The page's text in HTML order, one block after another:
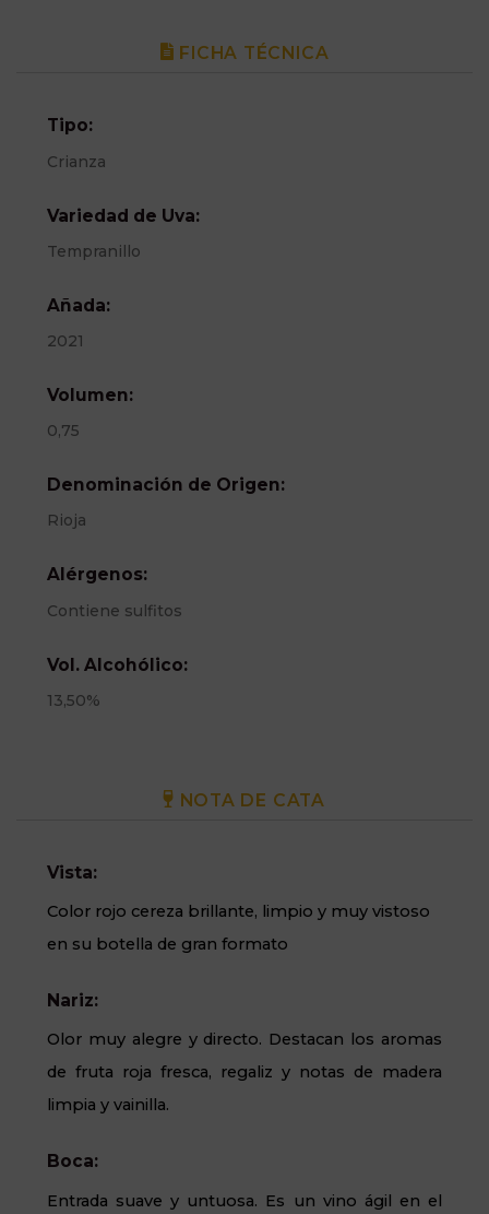
FICHA TÉCNICA
Tipo:
Crianza
Variedad de Uva:
Tempranillo
Añada:
2021
Volumen:
0,75
Denominación de Origen:
Rioja
Alérgenos:
Contiene sulfitos
Vol. Alcohólico:
13,50%
NOTA DE CATA
Vista:
Color rojo cereza brillante, limpio y muy vistoso
en su botella de gran formato
Nariz:
Olor muy alegre y directo. Destacan los aromas
de fruta roja fresca, regaliz y notas de madera
limpia y vainilla.
Boca:
Entrada suave y untuosa. Es un vino ágil en el